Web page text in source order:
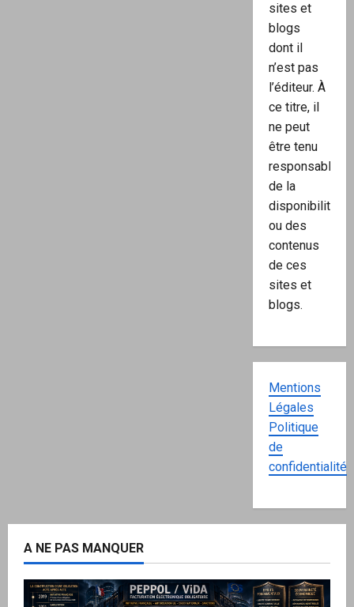
sites et
blogs
dont il
n’est pas
l’éditeur. À
ce titre, il
ne peut
être tenu
responsable
de la
disponibilité
ou des
contenus
de ces
sites et
blogs.
Mentions
Légales
Politique
de
confidentialité
A NE PAS MANQUER